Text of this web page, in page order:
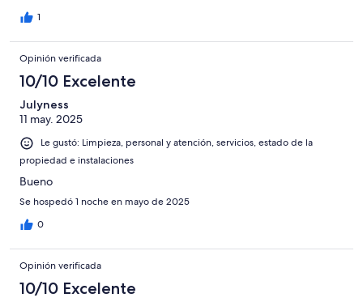
1
Opinión verificada
10/10 Excelente
Julyness
11 may. 2025
Le gustó: Limpieza, personal y atención, servicios, estado de la
propiedad e instalaciones
Bueno
Se hospedó 1 noche en mayo de 2025
0
Opinión verificada
10/10 Excelente